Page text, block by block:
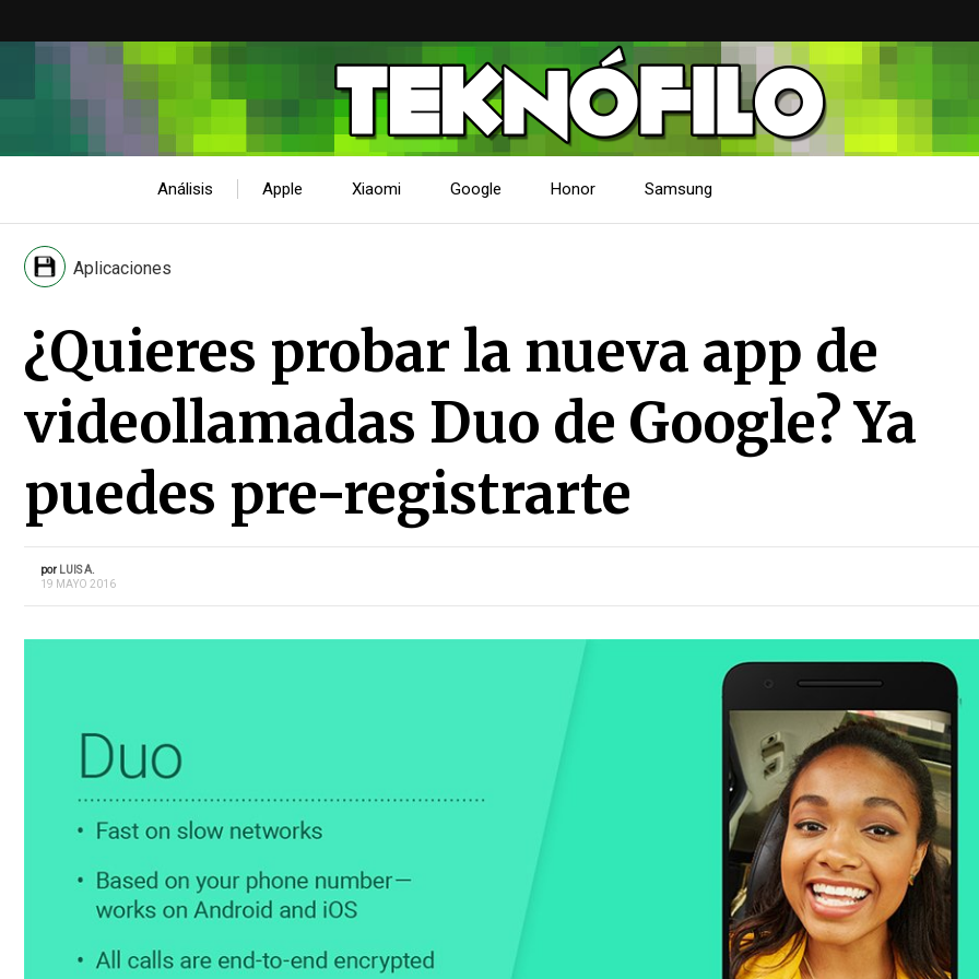
Análisis Apple Xiaomi Google Honor Samsung
Aplicaciones
¿Quieres probar la nueva app de
videollamadas Duo de Google? Ya
puedes pre-registrarte
por LUIS A.
19 MAYO 2016